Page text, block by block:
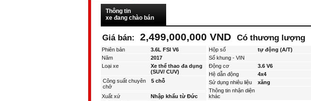
Thông tin
xe đang chào bán
Giá bán: 2,499,000,000 VND Có thương lượng
Phiên bản
3.6L FSI V6
Năm
2017
Loại xe
Xe thể thao đa dụng
(SUV/ CUV)
Công suất chuyên
chở
5 chỗ
Xuất xứ
Nhập khẩu từ Đức
Hộp số
tự động (A/T)
Số khung - VIN
Động cơ
3.6 V6
Hệ dẫn động
4x4
Sử dụng nhiêu liệu
xăng
Thông tin nhận diện
khác